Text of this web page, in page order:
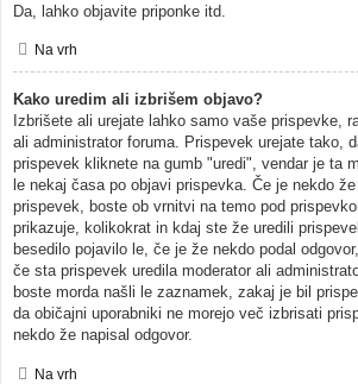
Da, lahko objavite priponke itd.
Na vrh
Kako uredim ali izbrišem objavo?
Izbrišete ali urejate lahko samo vaše prispevke,
ali administrator foruma. Prispevek urejate tako,
prispevek kliknete na gumb "uredi", vendar je ta
le nekaj časa po objavi prispevka. Če je nekdo
prispevek, boste ob vrnitvi na temo pod
prikazuje, kolikokrat in kdaj ste že uredili
besedilo pojavilo le, če je že nekdo podal
če sta prispevek uredila moderator ali
boste morda našli le zaznamek, zakaj je bil
da običajni uporabniki ne morejo več izbrisati
nekdo že napisal odgovor.
Na vrh